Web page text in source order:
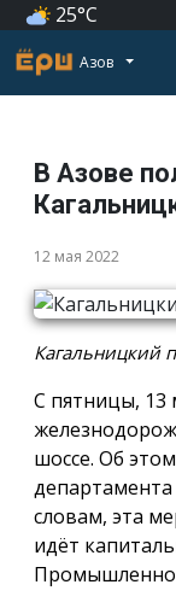
25°C
Азов
В Азове
12 мая 2022
Кагальницкий
С пятницы, 13
шоссе. Об
словам, эта
идёт